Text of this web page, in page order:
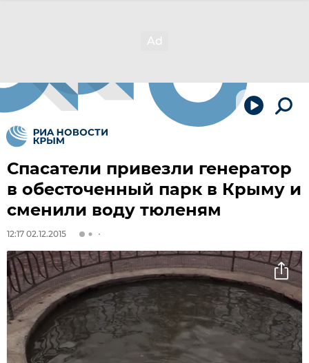
Спасатели привезли генератор
в обесточенный парк в Крыму и
сменили воду тюленям
12:17 02.12.2015